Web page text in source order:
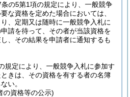
の5第1項の規定により、一般競争
な資格を定めた場合においては、
、定期又は随時に一般競争入札に
請を待って、その者が当該資格を
、その結果を申請者に通知するも
規定により、一般競争入札に参加す
きは、その資格を有する者の名簿
い。
の資格等の公示)